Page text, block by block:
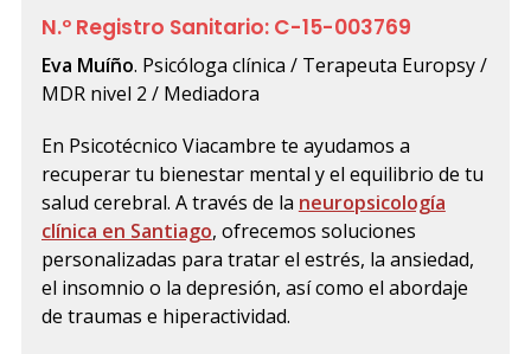
N.º Registro Sanitario: C-15-003769
Eva Muíño. Psicóloga clínica / Terapeuta Europsy /
MDR nivel 2 / Mediadora
En Psicotécnico Viacambre te ayudamos a
recuperar tu bienestar mental y el equilibrio de tu
salud cerebral. A través de la neuropsicología
clínica en Santiago, ofrecemos soluciones
personalizadas para tratar el estrés, la ansiedad,
el insomnio o la depresión, así como el abordaje
de traumas e hiperactividad.